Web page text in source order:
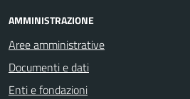
AMMINISTRAZIONE
Aree amministrative
Documenti e dati
Enti e fondazioni